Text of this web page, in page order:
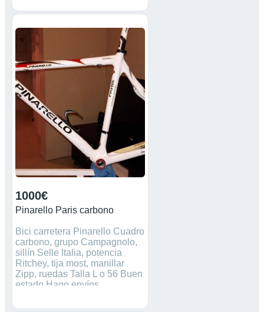
Horquilla: Fenix ​​​​SLiC, 30T-
Blade, F-Steerer, TA
12x100mm Bielas: Shimano
Ultegra R8000, 50/34 dientes,
172,5 mm Manetas de
cambio/palancas de cambio:
Freno hidráulico Shimano
Ultegra, 2*11 velocidades
Desviador delantero: Shimano
Ultegra R8000, 2 velocidades
Desviador trasero: Shimano
Ultegra R8000, 11 velocidades
Cassette: Shimano Ultegra,
11-32T, 11 velocidades
Frenos: Shimano Ultegra BR-
R8070 Ruedas: Miche
1000€
Pinarello Paris carbono
Bici carretera Pinarello Cuadro
carbono, grupo Campagnolo,
sillín Selle Italia, potencia
Ritchey, tija most, manillar
Zipp, ruedas Talla L o 56 Buen
estado Hago envíos